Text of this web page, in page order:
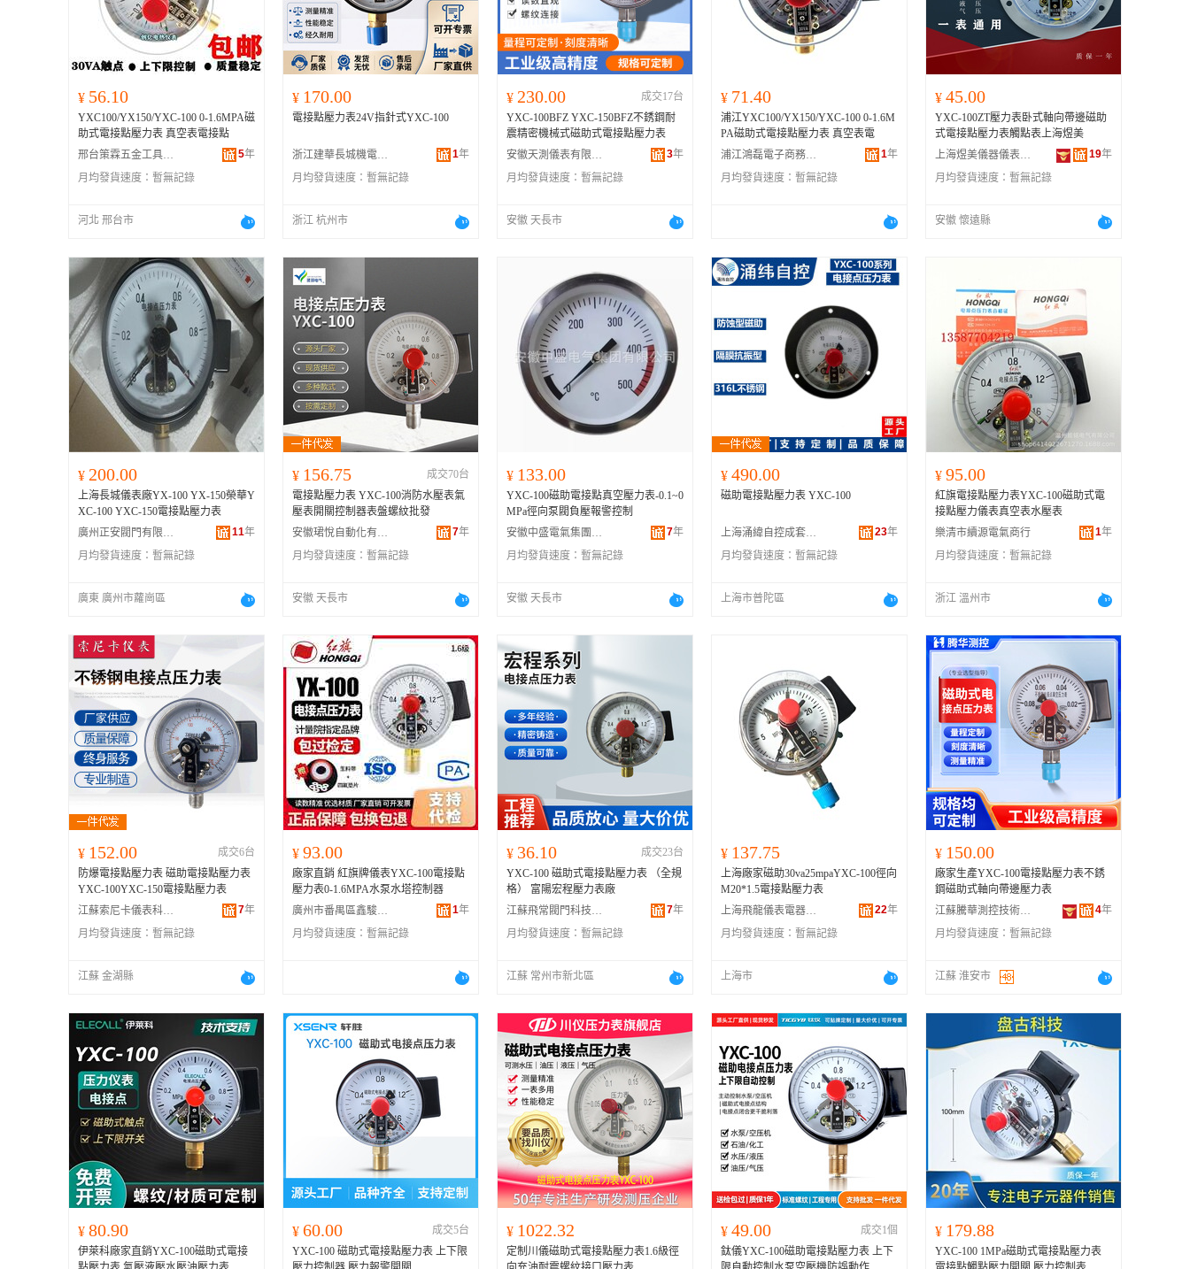
¥ 56.10
YXC100/YX150/YXC-100 0-1.6MPA磁
助式電接點壓力表 真空表電接點
邢台策霖五金工具有限公司
5年
月均發貨速度： 暫無記錄
河北 邢台市
¥ 170.00
電接點壓力表24V指針式YXC-100
浙江建華長城機電產品供應鏈管理有限公司 1年
月均發貨速度： 暫無記錄
浙江 杭州市
¥ 230.00
成交17台
YXC-100BFZ YXC-150BFZ不銹鋼耐
震精密機械式磁助式電接點壓力表
安徽天測儀表有限公司
3年
月均發貨速度： 暫無記錄
安徽 天長市
¥ 71.40
浦江YXC100/YX150/YXC-100 0-1.6M
PA磁助式電接點壓力表 真空表電
浦江鴻磊電子商務有限公司
1年
月均發貨速度： 暫無記錄
¥ 45.00
YXC-100ZT壓力表卧式軸向帶邊磁助
式電接點壓力表觸點表上海煜美
上海煜美儀器儀表有限公司
19年
月均發貨速度： 暫無記錄
安徽 懷遠縣
¥ 200.00
上海長城儀表廠YX-100 YX-150榮華Y
XC-100 YXC-150電接點壓力表
廣州正安閥門有限公司
11年
月均發貨速度： 暫無記錄
廣東 廣州市蘿崗區
¥ 156.75
成交70台
電接點壓力表 YXC-100消防水壓表氣
壓表開關控制器表盤螺紋批發
安徽珺悅自動化有限公司
7年
月均發貨速度： 暫無記錄
安徽 天長市
¥ 133.00
YXC-100磁助電接點真空壓力表-0.1~0
MPa徑向泵閥負壓報警控制
安徽中盛電氣集團有限公司
7年
月均發貨速度： 暫無記錄
安徽 天長市
¥ 490.00
磁助電接點壓力表 YXC-100
上海涌緯自控成套設備有限公司 23年
月均發貨速度： 暫無記錄
上海市普陀區
¥ 95.00
紅旗電接點壓力表YXC-100磁助式電
接點壓力儀表真空表水壓表
樂清市續源電氣商行
1年
月均發貨速度： 暫無記錄
浙江 溫州市
¥ 152.00
成交6台
防爆電接點壓力表 磁助電接點壓力表
YXC-100YXC-150電接點壓力表
江蘇索尼卡儀表科技有限公司
7年
月均發貨速度： 暫無記錄
江蘇 金湖縣
¥ 93.00
廠家直銷 紅旗牌儀表YXC-100電接點
壓力表0-1.6MPA水泵水塔控制器
廣州市番禺區鑫駿建材經營部
1年
月均發貨速度： 暫無記錄
¥ 36.10
成交23台
YXC-100 磁助式電接點壓力表 （全規
格） 富陽宏程壓力表廠
江蘇飛常閥門科技有限公司
7年
月均發貨速度： 暫無記錄
江蘇 常州市新北區
¥ 137.75
上海廠家磁助30va25mpaYXC-100徑向
M20*1.5電接點壓力表
上海飛龍儀表電器有限公司
22年
月均發貨速度： 暫無記錄
上海市
¥ 150.00
廠家生產YXC-100電接點壓力表不銹
鋼磁助式軸向帶邊壓力表
江蘇騰華測控技術有限公司
4年
月均發貨速度： 暫無記錄
江蘇 淮安市
¥ 80.90
伊萊科廠家直銷YXC-100磁助式電接
¥ 60.00
成交5台
YXC-100 磁助式電接點壓力表 上下限
¥ 1022.32
定制川儀磁助式電接點壓力表1.6級徑
¥ 49.00
成交1個
鈦儀YXC-100磁助電接點壓力表 上下
¥ 179.88
YXC-100 1MPa磁助式電接點壓力表